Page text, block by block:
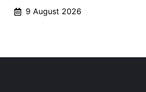
9 August 2026